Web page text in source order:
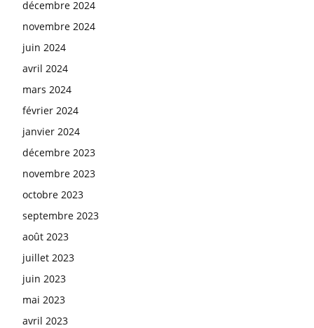
décembre 2024
novembre 2024
juin 2024
avril 2024
mars 2024
février 2024
janvier 2024
décembre 2023
novembre 2023
octobre 2023
septembre 2023
août 2023
juillet 2023
juin 2023
mai 2023
avril 2023